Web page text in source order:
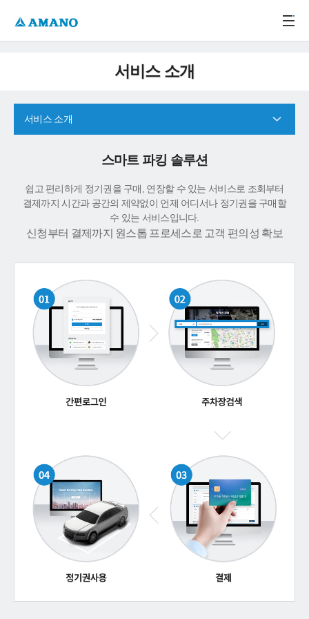
서비스 소개
서비스 소개
스마트 파킹 솔루션
쉽고 편리하게 정기권을 구매, 연장할 수 있는 서비스로 조회부터
결제까지 시간과 공간의 제약없이 언제 어디서나 정기권을 구매할
수 있는 서비스입니다.
신청부터 결제까지 원스톱 프로세스로 고객 편의성 확보